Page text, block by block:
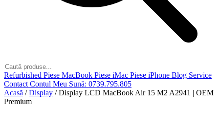
Refurbished Piese MacBook Piese iMac Piese iPhone Blog Service
Contact Contul Meu Sună: 0739.795.805
Acasă / Display / Display LCD MacBook Air 15 M2 A2941 | OEM
Premium